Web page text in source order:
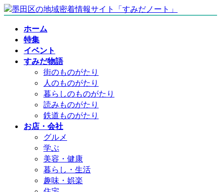
コ
ナ
ホーム
特集
イベント
すみだ物語
街のものがたり
人のものがたり
暮らしのものがたり
読みものがたり
鉄道ものがたり
お店・会社
グルメ
学ぶ
美容・健康
暮らし・生活
趣味・娯楽